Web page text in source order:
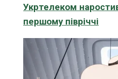
Укртелеком
першому півріччі